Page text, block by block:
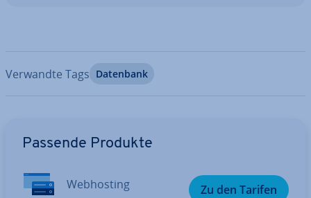
Verwandte Tags Datenbank
Passende Produkte
Web­hos­ting Zu den Tarifen